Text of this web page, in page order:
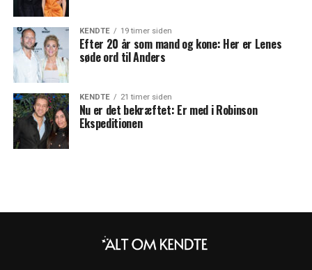
KENDTE 19 timer siden
Efter 20 år som mand og kone: Her er Lenes
søde ord til Anders
KENDTE 21 timer siden
Nu er det bekræftet: Er med i Robinson
Ekspeditionen